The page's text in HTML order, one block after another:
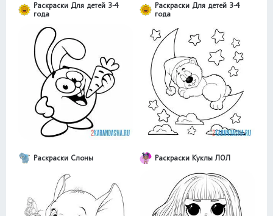
Раскраски Для детей 3-4
года
Раскраски Для детей 3-4
года
Раскраски Слоны Раскраски Куклы ЛОЛ